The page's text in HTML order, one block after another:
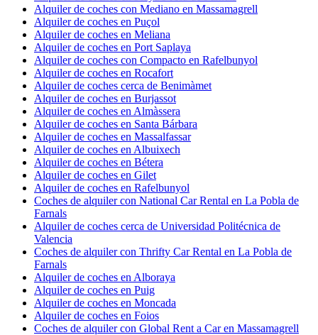
Alquiler de coches con Mediano en Massamagrell
Alquiler de coches en Puçol
Alquiler de coches en Meliana
Alquiler de coches en Port Saplaya
Alquiler de coches con Compacto en Rafelbunyol
Alquiler de coches en Rocafort
Alquiler de coches cerca de Benimàmet
Alquiler de coches en Burjassot
Alquiler de coches en Almàssera
Alquiler de coches en Santa Bárbara
Alquiler de coches en Massalfassar
Alquiler de coches en Albuixech
Alquiler de coches en Bétera
Alquiler de coches en Gilet
Alquiler de coches en Rafelbunyol
Coches de alquiler con National Car Rental en La Pobla de
Farnals
Alquiler de coches cerca de Universidad Politécnica de
Valencia
Coches de alquiler con Thrifty Car Rental en La Pobla de
Farnals
Alquiler de coches en Alboraya
Alquiler de coches en Puig
Alquiler de coches en Moncada
Alquiler de coches en Foios
Coches de alquiler con Global Rent a Car en Massamagrell